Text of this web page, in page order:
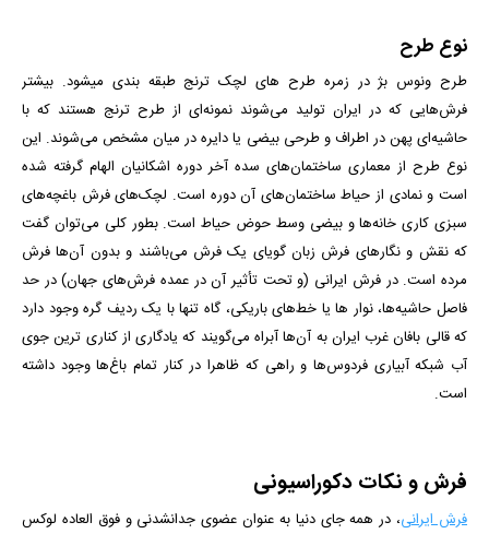
نوع طرح
طرح ونوس بژ در زمره طرح های لچک ترنج طبقه بندی می­شود. بیشتر
فرش‌هایی که در ایران تولید می‌شوند نمونه‌ای از طرح ترنج هستند که با
حاشیه‌ای پهن در اطراف و طرحی بیضی یا دایره در میان مشخص می‌شوند. این
نوع طرح از معماری ساختمان‌های سده آخر دوره اشکانیان الهام گرفته شده
است و نمادی از حیاط ساختمان‌های آن دوره است. لچک‌های فرش باغچه‌های
سبزی کاری خانه‌ها و بیضی وسط حوض حیاط است. بطور کلی می‌توان گفت
که نقش و نگارهای فرش زبان گویای یک فرش می‌باشند و بدون آن‌ها فرش
مرده است. در فرش ایرانی (و تحت تأثیر آن در عمده فرش‌های جهان) در حد
فاصل حاشیه‌ها، نوار ها یا خط‌های باریکی، ‌گاه تنها با یک ردیف گره وجود دارد
که قالی بافان غرب ایران به آن‌ها آبراه می‌گویند که یادگاری از کناری ترین جوی
آب شبکه‌ آبیاری فردوس‌ها و راهی که ظاهرا در کنار تمام باغ‌ها وجود داشته
است.
فرش و نکات دکوراسیونی
فرش ایرانی، در همه جای دنیا به عنوان عضوی جدانشدنی و فوق العاده لوکس